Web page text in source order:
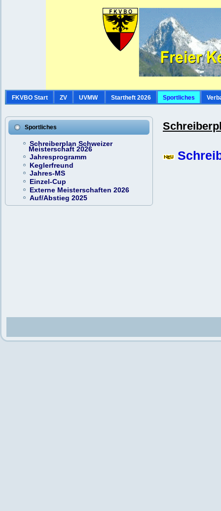
FKVBO Start ZV UVMW Startheft 2026 Sportliches
Sportliches
Schreiberplan Schweizer
Meisterschaft 2026
Jahresprogramm
Keglerfreund
Jahres-MS
Einzel-Cup
Externe Meisterschaften 2026
Auf/Abstieg 2025